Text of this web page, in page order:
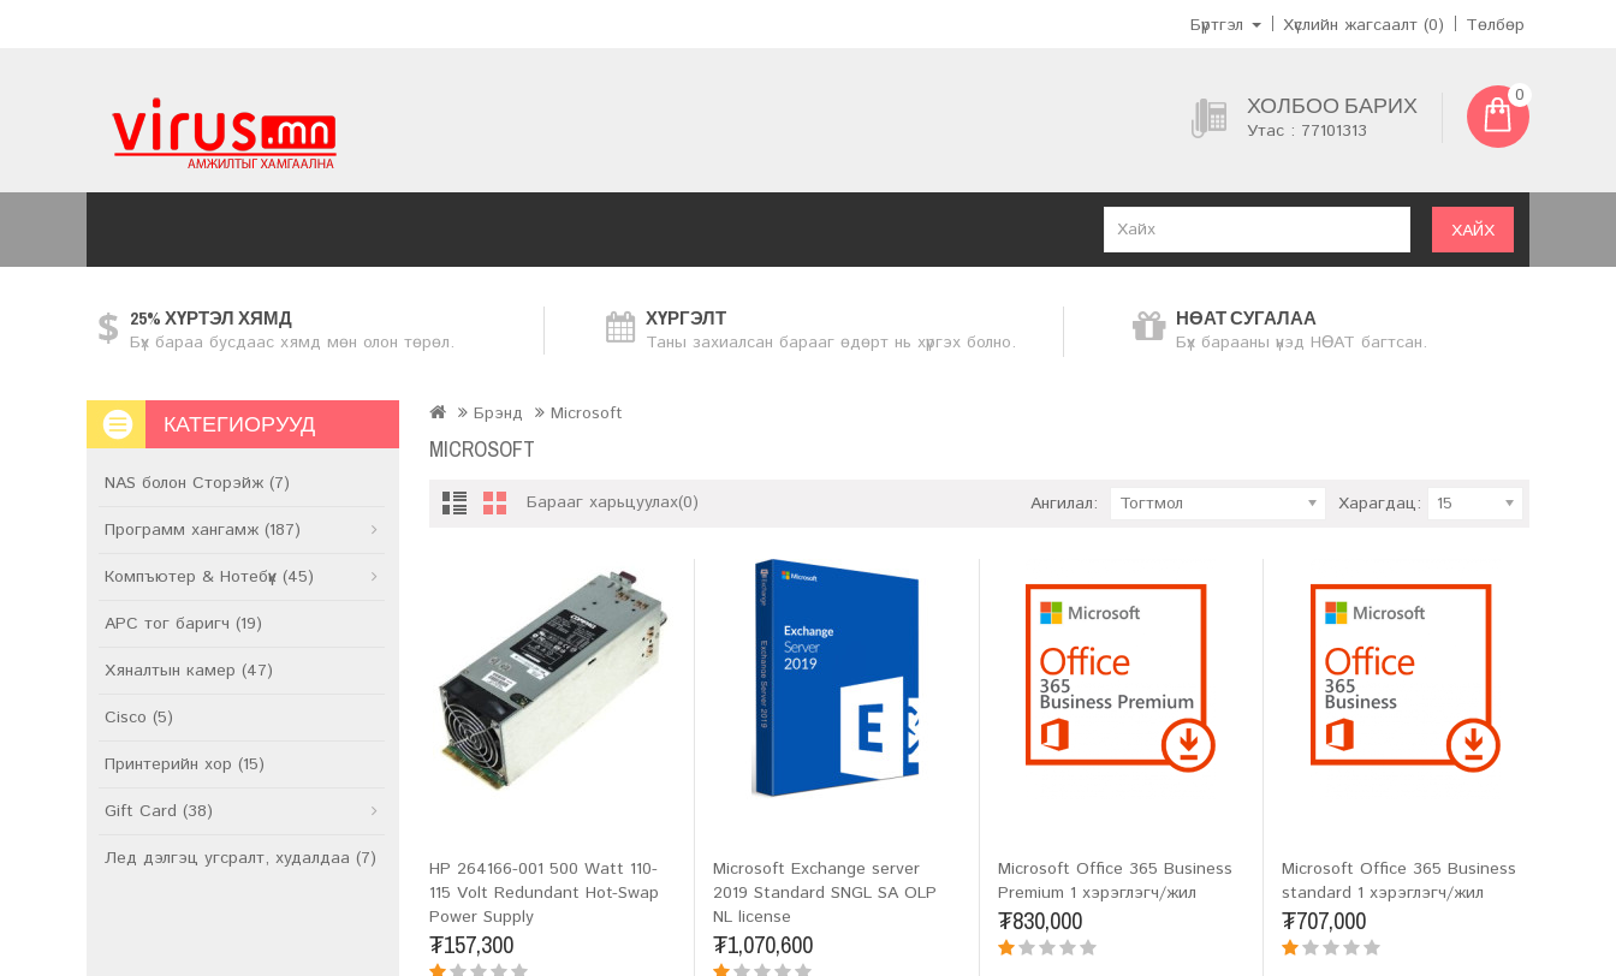
Бүртгэл Хүслийн жагсаалт (0) Төлбөр
ХОЛБОО БАРИХ
Утас : 77101313
0
ХАЙХ
25% ХҮРТЭЛ ХЯМД
Бүх бараа бусдаас хямд мөн олон төрөл.
ХҮРГЭЛТ
Таны захиалсан барааг өдөрт нь хүргэх болно.
НӨАТ СУГАЛАА
Бүх барааны үнэд НӨАТ багтсан.
КАТЕГИОРУУД
NAS болон Сторэйж (7)
Программ хангамж (187)
Компъютер & Нотебүүк (45)
APC тог баригч (19)
Хяналтын камер (47)
Cisco (5)
Принтерийн хор (15)
Gift Card (38)
Лед дэлгэц угсралт, худалдаа (7)
Брэнд Microsoft
MICROSOFT
Барааг харьцуулах(0) Ангилал: Тогтмол Харагдац: 15
HP 264166-001 500 Watt 110-
115 Volt Redundant Hot-Swap
Power Supply
₮157,300
Microsoft Exchange server
2019 Standard SNGL SA OLP
NL license
₮1,070,600
Microsoft Office 365 Business
Premium 1 хэрэглэгч/жил
₮830,000
Microsoft Office 365 Business
standard 1 хэрэглэгч/жил
₮707,000